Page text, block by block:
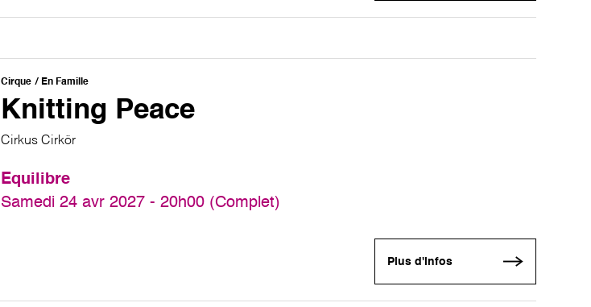
Cirque En Famille
Knitting Peace
Cirkus Cirkör
Equilibre
Samedi 24 avr 2027 - 20h00 (Complet)
Plus d'infos